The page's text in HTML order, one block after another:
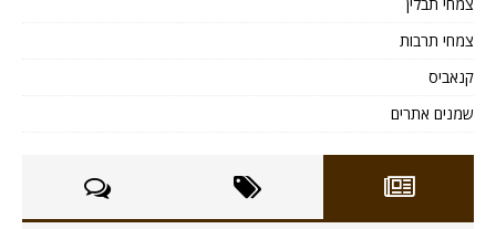
צמחי תרבות
קנאביס
שמנים אתרים